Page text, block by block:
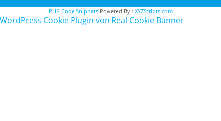
PHP Code SnippetsPowered By : XYZScripts.com
WordPress Cookie Plugin von Real Cookie Banner